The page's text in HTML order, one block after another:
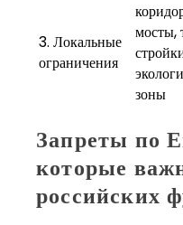
3. Локальные
ограничения
мосты,
зоны
Запреты по
которые
российских